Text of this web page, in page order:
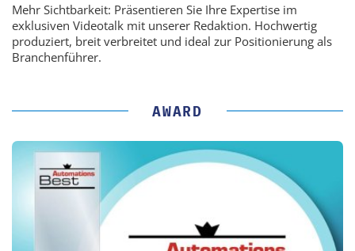
Mehr Sichtbarkeit: Präsentieren Sie Ihre Expertise im
exklusiven Videotalk mit unserer Redaktion. Hochwertig
produziert, breit verbreitet und ideal zur Positionierung als
Branchenführer.
AWARD